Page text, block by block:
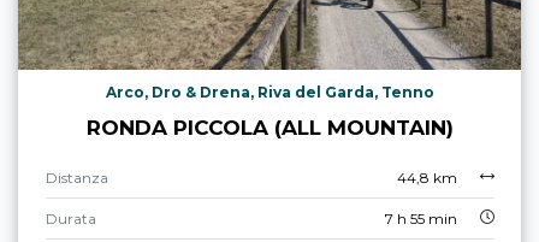
Arco, Dro & Drena, Riva del Garda, Tenno
RONDA PICCOLA (ALL MOUNTAIN)
Distanza 44,8 km
Durata 7 h 55 min